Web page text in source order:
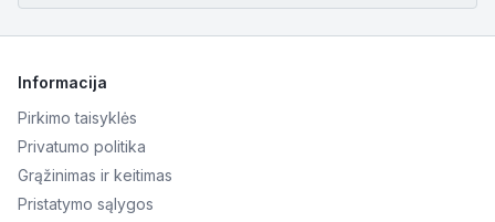
Informacija
Pirkimo taisyklės
Privatumo politika
Grąžinimas ir keitimas
Pristatymo sąlygos